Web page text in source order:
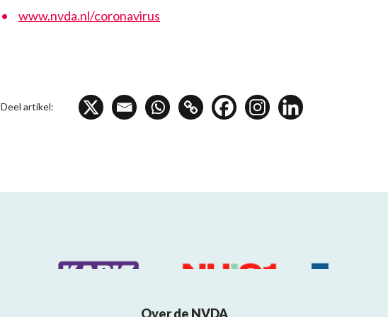
www.nvda.nl/coronavirus
Deel artikel:
Over de NVDA